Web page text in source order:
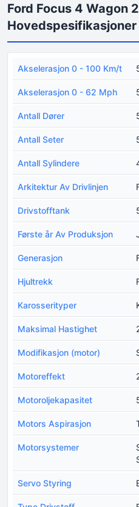
Ford Focus 4 Wagon
Hovedspesifikasjoner
Akselerasjon 0 - 100 Km/t
Akselerasjon 0 - 62 Mph
Antall Dører
Antall Seter
Antall Sylindere
Arkitektur Av Drivlinjen
Drivstofftank
Første år Av Produksjon
Generasjon
Hjultrekk
Karosserityper
Maksimal Hastighet
Modifikasjon (motor)
Motoreffekt
Motoroljekapasitet
Motors Aspirasjon
Motorsystemer
Servo Styring